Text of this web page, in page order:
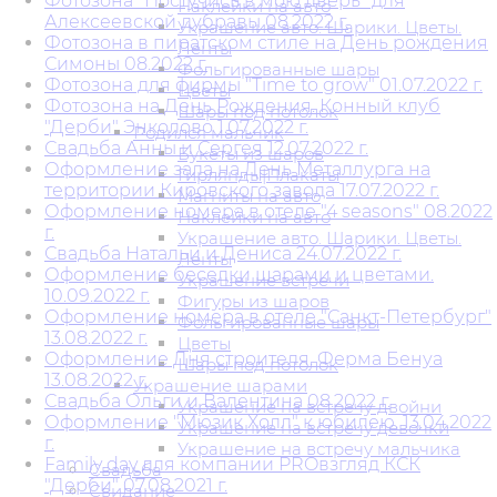
Наклейки на авто
Украшение авто. Шарики. Цветы.
Ленты
Фольгированные шары
Цветы
Шары под потолок
Родился мальчик
Букеты из шаров
Гирлянды|Плакаты
Магниты на авто
Наклейки на авто
Украшение авто. Шарики. Цветы.
Ленты
Украшение встречи
Фигуры из шаров
Фольгированные шары
Цветы
Шары под потолок
Украшение шарами
Украшение на встречу двойни
Украшение на встречу девочки
Украшение на встречу мальчика
Свадьба
Свидание
Алексеевской дубравы 08.2022 г.
Фотозона в пиратском стиле на День рождения
Симоны 08.2022 г.
Фотозона для фирмы "Time to grow" 01.07.2022 г.
Фотозона на День Рождения. Конный клуб
"Дерби" Энколово 1.07.2022 г.
Свадьба Анны и Сергея 12.07.2022 г.
Оформление зала на День Металлурга на
территории Кировского завода 17.07.2022 г.
Оформление номера в отеле "4 seasons" 08.2022
г.
Свадьба Натальи и Дениса 24.07.2022 г.
Оформление беседки шарами и цветами.
10.09.2022 г.
Оформление номера в отеле "Санкт-Петербург"
13.08.2022 г.
Оформление Дня строителя. Ферма Бенуа
13.08.2022 г.
Свадьба Ольги и Валентина 08.2022 г.
Оформление "Мюзик Холл" к юбилею. 13.04.2022
г.
Family day для компании PROвзгляд КСК
"Дерби" 07.08.2021 г.